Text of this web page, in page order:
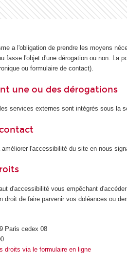
a l'obligation de prendre les moyens
fasse l'objet d'une dérogation ou non.
ou formulaire de contact).
une ou des dérogations
services externes sont intégrés sous la
l'accessibilité du site en nous
d'accessibilité vous empêchant
droit de faire parvenir vos doléances ou
Paris cedex 08
droits via le formulaire en ligne